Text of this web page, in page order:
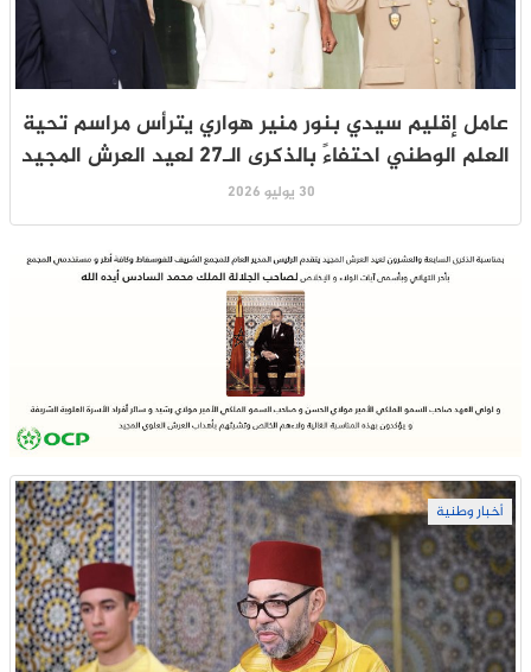
عامل إقليم سيدي بنور منير هواري يترأس مراسم تحية
العلم الوطني احتفاءً بالذكرى الـ27 لعيد العرش المجيد
30 يوليو 2026
أخبار وطنية